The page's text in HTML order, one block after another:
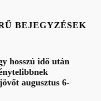
BEJEGYZÉSEK
hosszú idő után
augusztus 6-